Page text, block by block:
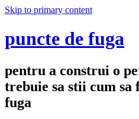
Skip to primary content
puncte de fuga
pentru a construi o
trebuie sa stii cum sa
fuga